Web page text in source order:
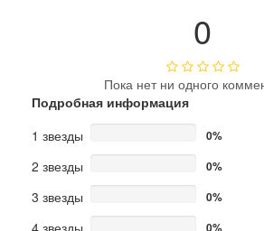
0
Пока нет ни одного
Подробная информация
1 звезды
0%
2 звезды 0%
3 звезды 0%
4 звезды 0%